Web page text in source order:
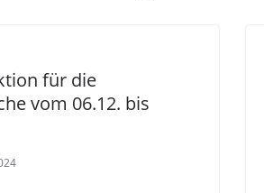
für die
vom 06.12. bis